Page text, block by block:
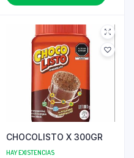
CHOCOLISTO X 300GR
HAY EXISTENCIAS